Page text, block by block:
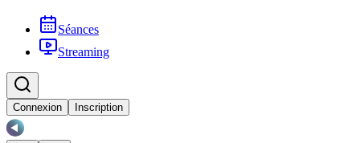
Séances
Streaming
Connexion Inscription